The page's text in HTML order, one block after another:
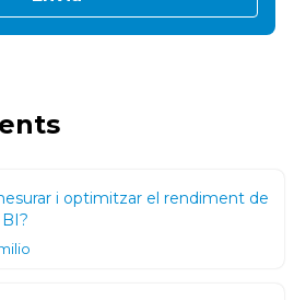
i optimitzar el rendiment de